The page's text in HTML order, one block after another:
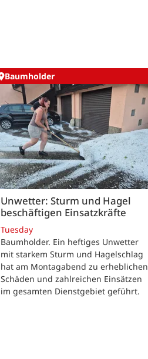
Baumholder
Unwetter: Sturm und Hagel
beschäftigen Einsatzkräfte
Tuesday
Baumholder. Ein heftiges Unwetter
mit starkem Sturm und Hagelschlag
hat am Montagabend zu erheblichen
Schäden und zahlreichen Einsätzen
im gesamten Dienstgebiet geführt.